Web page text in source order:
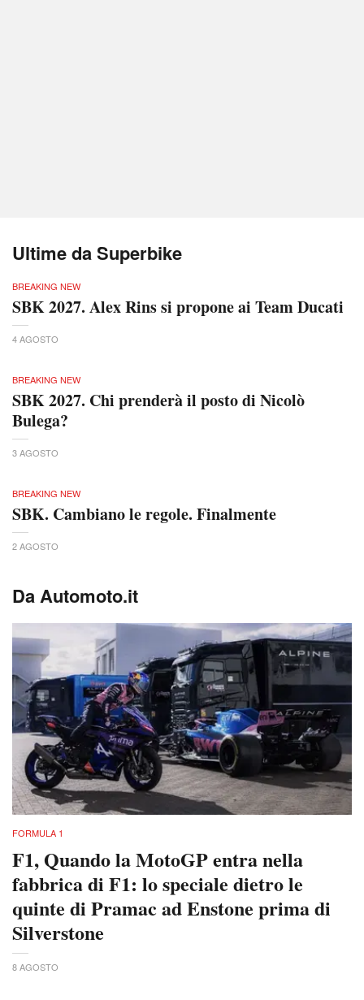
Ultime da Superbike
BREAKING NEW
SBK 2027. Alex Rins si propone ai Team Ducati
4 AGOSTO
BREAKING NEW
SBK 2027. Chi prenderà il posto di Nicolò
Bulega?
3 AGOSTO
BREAKING NEW
SBK. Cambiano le regole. Finalmente
2 AGOSTO
Da Automoto.it
FORMULA 1
F1, Quando la MotoGP entra nella
fabbrica di F1: lo speciale dietro le
quinte di Pramac ad Enstone prima di
Silverstone
8 AGOSTO